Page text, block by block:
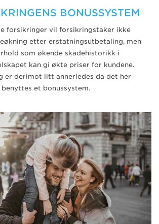
BONUSSYSTEM
forsikringer vil forsikringstaker ikke
etter erstatningsutbetaling, men
som økende skadehistorikk i
kan gi økte priser for kundene.
er derimot litt annerledes da det her
benyttes et bonussystem.